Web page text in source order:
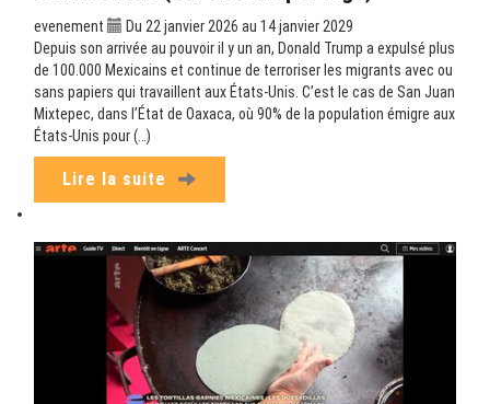
evenement
Du 22 janvier 2026 au 14 janvier 2029
Depuis son arrivée au pouvoir il y un an, Donald Trump a expulsé plus
de 100.000 Mexicains et continue de terroriser les migrants avec ou
sans papiers qui travaillent aux États-Unis. C’est le cas de San Juan
Mixtepec, dans l’État de Oaxaca, où 90% de la population émigre aux
États-Unis pour (…)
Lire la suite